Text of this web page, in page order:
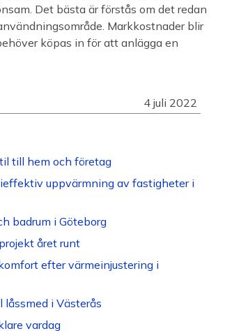
Det bästa är förstås om det redan
Markkostnader blir
köpas in för att anlägga en
4 juli 2022
till hem och företag
uppvärmning av fastigheter i
badrum i Göteborg
året runt
efter värmeinjustering i
i Västerås
vardag